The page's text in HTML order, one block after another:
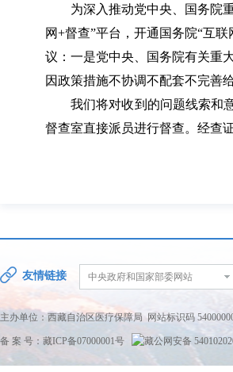
为深入推动党中央、国务院
网+督查”平台，开通国务院“互
议：一是党中央、国务院有关重
因政策措施不协调不配套不完善
我们将对收到的问题线索和
督查室直接派员进行督查。经查
友情链接 中央政府和国家部委网站
主办单位：西藏自治区医疗保障局 网站标识码
备 案 号：藏ICP备07000001号 藏公网安备